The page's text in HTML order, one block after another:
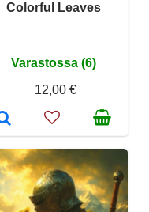
Colorful Leaves
Varastossa (6)
12,00 €